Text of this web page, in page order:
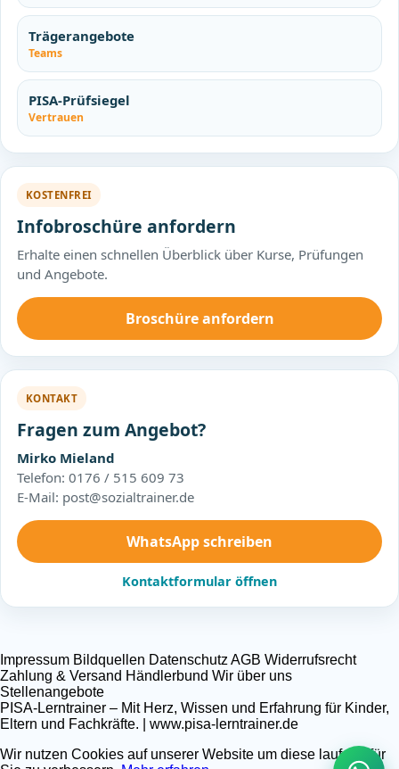
Trägerangebote
Teams
PISA-Prüfsiegel
Vertrauen
KOSTENFREI
Infobroschüre anfordern
Erhalte einen schnellen Überblick über Kurse, Prüfungen
und Angebote.
Broschüre anfordern
KONTAKT
Fragen zum Angebot?
Mirko Mieland
Telefon: 0176 / 515 609 73
E-Mail: post@sozialtrainer.de
WhatsApp schreiben
Kontaktformular öffnen
Impressum Bildquellen Datenschutz AGB Widerrufsrecht
Zahlung & Versand Händlerbund Wir über uns
Stellenangebote
PISA-Lerntrainer – Mit Herz, Wissen und Erfahrung für Kinder,
Eltern und Fachkräfte. | www.pisa-lerntrainer.de
Wir nutzen Cookies auf unserer Website um diese laufend für